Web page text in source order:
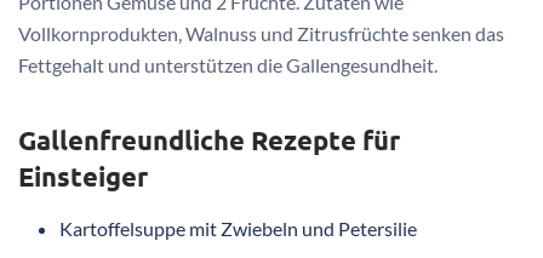
Vollkornprodukten, Walnuss und Zitrusfrüchte senken das
Fettgehalt und unterstützen die Gallengesundheit.
Gallenfreundliche Rezepte für
Einsteiger
Kartoffelsuppe mit Zwiebeln und Petersilie